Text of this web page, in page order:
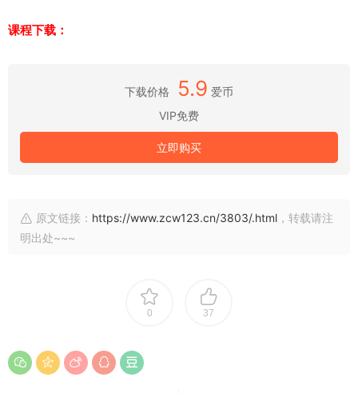
课程下载：
下载价格 5.9 爱币
VIP免费
立即购买
原文链接： https://www.zcw123.cn/3803/.html ，转载请注
明出处~~~
0 37